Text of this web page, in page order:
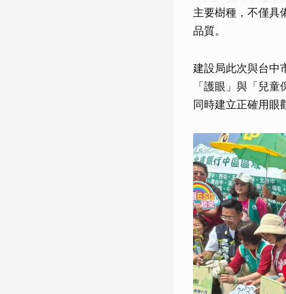
主要樹種，不僅具
品質。
建設局此次與台中
「護眼」與「兒
同時建立正確用眼